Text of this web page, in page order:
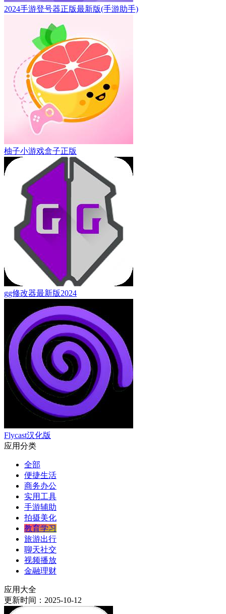
2024手游登号器正版最新版(手游助手)
柚子小游戏盒子正版
gg修改器最新版2024
Flycast汉化版
应用分类
全部
便捷生活
商务办公
实用工具
手游辅助
拍摄美化
教育学习
旅游出行
聊天社交
视频播放
金融理财
应用大全
更新时间：2025-10-12